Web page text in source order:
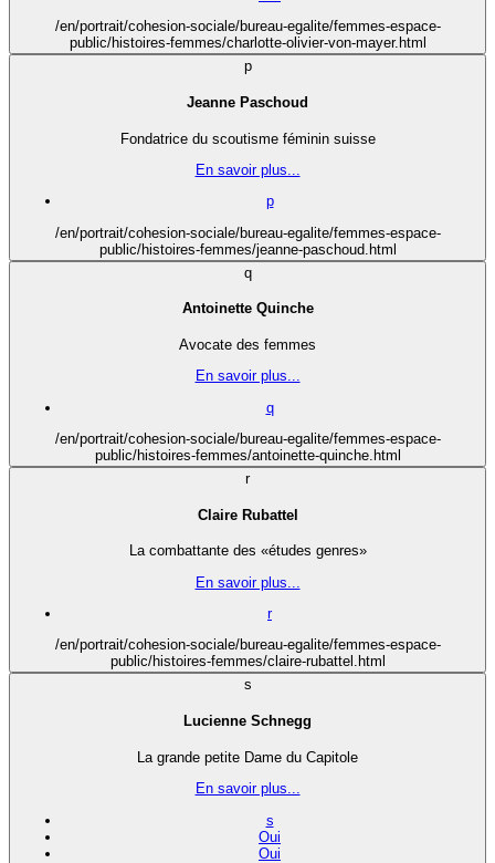
/en/portrait/cohesion-sociale/bureau-egalite/femmes-espace-
public/histoires-femmes/charlotte-olivier-von-mayer.html
p
Jeanne Paschoud
Fondatrice du scoutisme féminin suisse
En savoir plus...
p
/en/portrait/cohesion-sociale/bureau-egalite/femmes-espace-
public/histoires-femmes/jeanne-paschoud.html
q
Antoinette Quinche
Avocate des femmes
En savoir plus...
q
/en/portrait/cohesion-sociale/bureau-egalite/femmes-espace-
public/histoires-femmes/antoinette-quinche.html
r
Claire Rubattel
La combattante des «études genres»
En savoir plus...
r
/en/portrait/cohesion-sociale/bureau-egalite/femmes-espace-
public/histoires-femmes/claire-rubattel.html
s
Lucienne Schnegg
La grande petite Dame du Capitole
En savoir plus...
s
Oui
Oui